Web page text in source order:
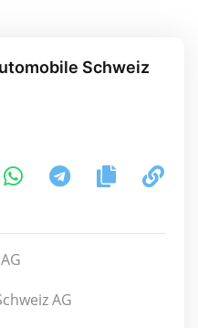
Schweiz
AG